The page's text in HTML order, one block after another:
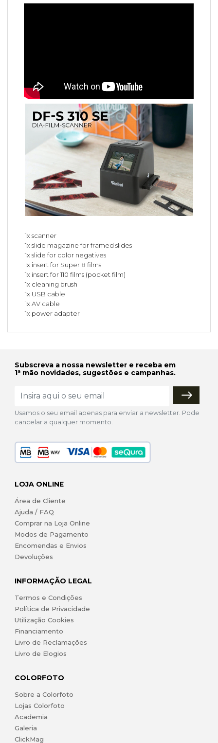
1x scanner
1x slide magazine for framed slides
1x slide for color negatives
1x insert for Super 8 films
1x insert for 110 films (pocket film)
1x cleaning brush
1x USB cable
1x AV cable
1x power adapter
Subscreva a nossa newsletter e receba em
1ª mão novidades, sugestões e campanhas.
Usamos o seu email apenas para enviar a newsletter. Pode
cancelar a qualquer momento.
LOJA ONLINE
Área de Cliente
Ajuda / FAQ
Comprar na Loja Online
Modos de Pagamento
Encomendas e Envios
Devoluções
INFORMAÇÃO LEGAL
Termos e Condições
Política de Privacidade
Utilização Cookies
Financiamento
Livro de Reclamações
Livro de Elogios
COLORFOTO
Sobre a Colorfoto
Lojas Colorfoto
Academia
Galeria
ClickMag